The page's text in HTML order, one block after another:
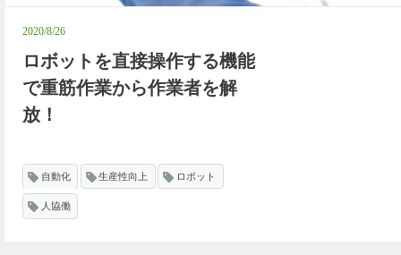
2020/8/26
ロボットを直接操作する機能
で重筋作業から作業者を解
放！
自動化 生産性向上 ロボット
人協働